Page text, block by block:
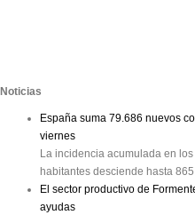
Noticias
España suma 79.686 nuevos
viernes
La incidencia acumulada en
habitantes desciende hasta 865
El sector productivo de
ayudas